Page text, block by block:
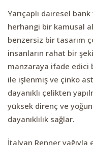
Yarıçaplı dairesel bank
herhangi bir kamusal
benzersiz bir tasarım
insanların rahat bir
manzaraya ifade edici
ile işlenmiş ve çinko
dayanıklı çelikten
yüksek direnç ve
dayanıklılık sağlar.
İtalyan Renner